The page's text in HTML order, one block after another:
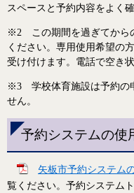
スペースと予約内容をよく
※2 この期間を過ぎてから
ください。専用使用希望の
受け付けます。電話で空き
※3 学校体育施設は予約の
せん。
予約システムの使
矢板市予約システム
覧ください。予約システム